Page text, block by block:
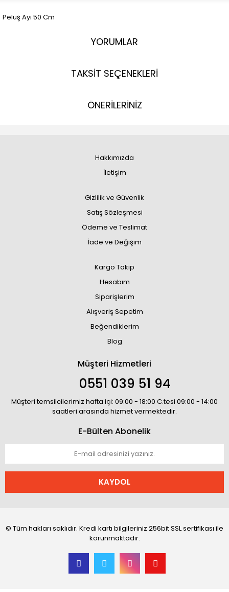
Peluş Ayı 50 Cm
YORUMLAR
TAKSİT SEÇENEKLERİ
ÖNERİLERİNİZ
Hakkımızda
İletişim
Gizlilik ve Güvenlik
Satış Sözleşmesi
Ödeme ve Teslimat
İade ve Değişim
Kargo Takip
Hesabım
Siparişlerim
Alışveriş Sepetim
Beğendiklerim
Blog
Müşteri Hizmetleri
0551 039 51 94
Müşteri temsilcilerimiz hafta içi: 09:00 - 18:00 C.tesi 09:00 - 14:00
saatleri arasında hizmet vermektedir.
E-Bülten Abonelik
KAYDOL
© Tüm hakları saklıdır. Kredi kartı bilgileriniz 256bit SSL sertifikası ile
korunmaktadır.